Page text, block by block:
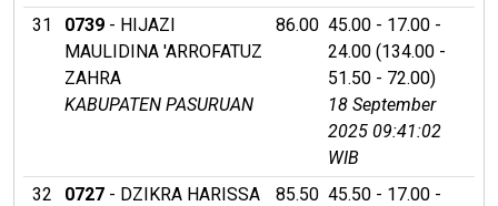
31
0739 - HIJAZI
MAULIDINA 'ARROFATUZ
ZAHRA
KABUPATEN PASURUAN
86.00 45.00 - 17.00 -
24.00 (134.00 -
51.50 - 72.00)
18 September
2025 09:41:02
WIB
32
0727 - DZIKRA HARISSA
85.50 45.50 - 17.00 -